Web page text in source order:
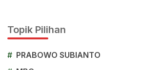
Topik Pilihan
# PRABOWO SUBIANTO